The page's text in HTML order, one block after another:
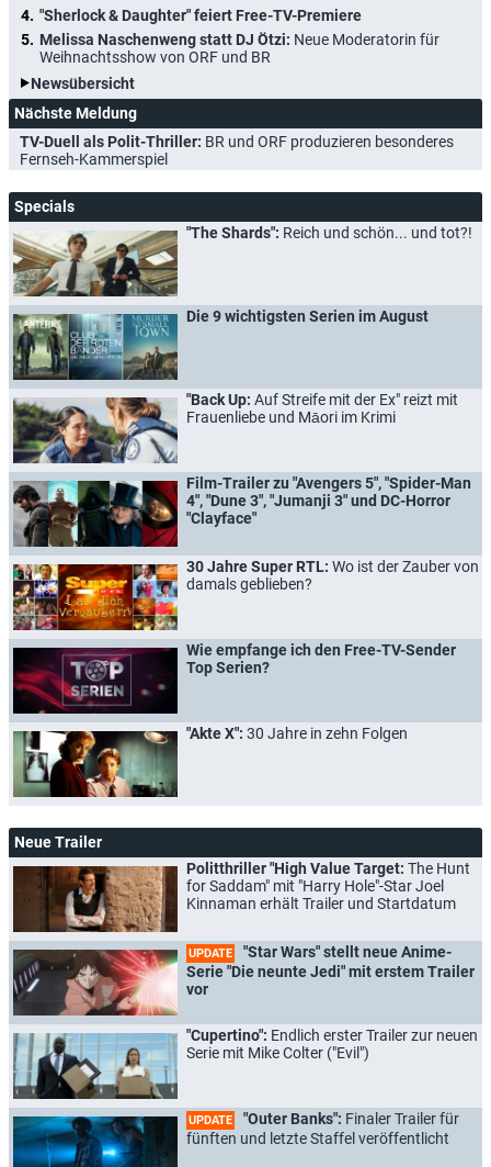
"Sherlock & Daughter" feiert Free-TV-Premiere
Melissa Naschenweng statt DJ Ötzi: Neue Moderatorin für
Weihnachtsshow von ORF und BR
Newsübersicht
Nächste Meldung
TV-Duell als Polit-Thriller: BR und ORF produzieren besonderes
Fernseh-Kammerspiel
Specials
"The Shards": Reich und schön... und tot?!
Die 9 wichtigsten Serien im August
"Back Up: Auf Streife mit der Ex" reizt mit
Frauenliebe und Māori im Krimi
Film-Trailer zu "Avengers 5", "Spider-Man
4", "Dune 3", "Jumanji 3" und DC-Horror
"Clayface"
30 Jahre Super RTL: Wo ist der Zauber von
damals geblieben?
Wie empfange ich den Free-TV-Sender
Top Serien?
"Akte X": 30 Jahre in zehn Folgen
Neue Trailer
Politthriller "High Value Target: The Hunt
for Saddam" mit "Harry Hole"-Star Joel
Kinnaman erhält Trailer und Startdatum
UPDATE
"Star Wars" stellt neue Anime-
Serie "Die neunte Jedi" mit erstem Trailer
vor
"Cupertino": Endlich erster Trailer zur neuen
Serie mit Mike Colter ("Evil")
UPDATE "Outer Banks": Finaler Trailer für
fünften und letzte Staffel veröffentlicht